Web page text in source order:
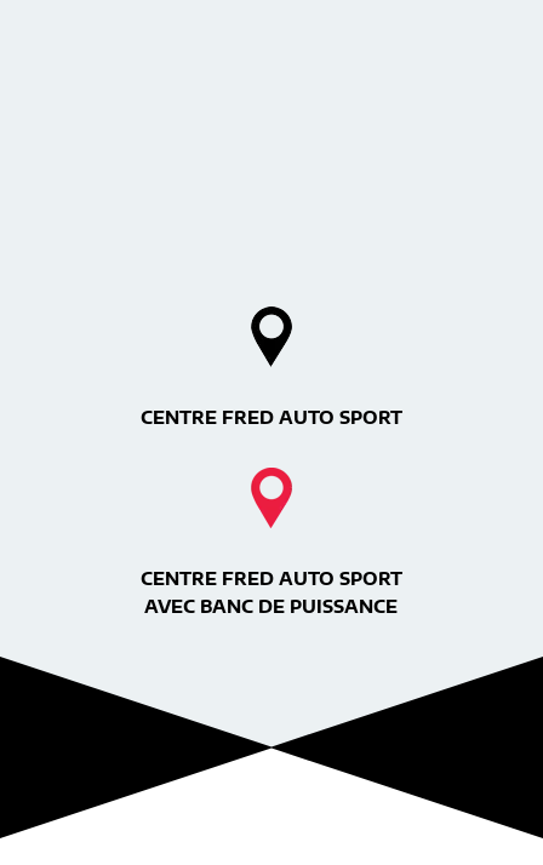
CENTRE FRED AUTO SPORT
CENTRE FRED AUTO SPORT
AVEC BANC DE PUISSANCE